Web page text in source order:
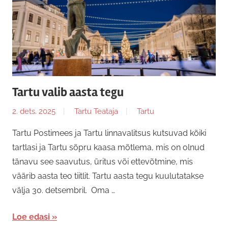
Tartu valib aasta tegu
2. dets. 2025 Tartu Teataja Tartu
Tartu Postimees ja Tartu linnavalitsus kutsuvad kõiki
tartlasi ja Tartu sõpru kaasa mõtlema, mis on olnud
tänavu see saavutus, üritus või ettevõtmine, mis
väärib aasta teo tiitlit. Tartu aasta tegu kuulutatakse
välja 30. detsembril. Oma …
Loe edasi